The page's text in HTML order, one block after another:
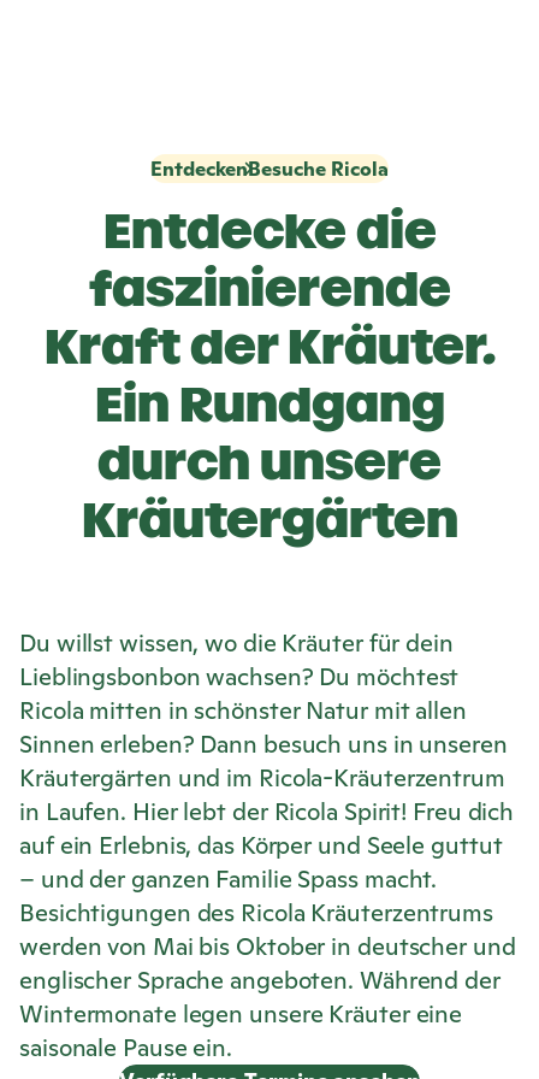
Entdecke die
faszinierende
Kraft der Kräuter.
Ein Rundgang
durch unsere
Kräutergärten
EntdeckenBesuche Ricola
Du willst wissen, wo die Kräuter für dein
Lieblingsbonbon wachsen? Du möchtest
Ricola mitten in schönster Natur mit allen
Sinnen erleben? Dann besuch uns in unseren
Kräutergärten und im Ricola-Kräuterzentrum
in Laufen. Hier lebt der Ricola Spirit! Freu dich
auf ein Erlebnis, das Körper und Seele guttut
– und der ganzen Familie Spass macht.
Besichtigungen des Ricola Kräuterzentrums
werden von Mai bis Oktober in deutscher und
englischer Sprache angeboten. Während der
Wintermonate legen unsere Kräuter eine
saisonale Pause ein.